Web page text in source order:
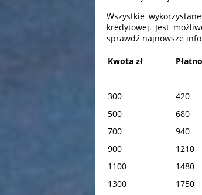
Wszystkie
kredytowej. Jest
sprawdź najnowsze
Kwota zł
300 420
500
680
700
940
900
1210
1100
1480
1300
1750